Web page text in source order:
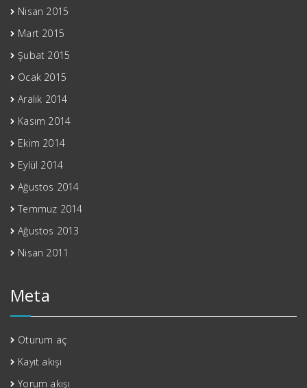
Nisan 2015
Mart 2015
Şubat 2015
Ocak 2015
Aralık 2014
Kasım 2014
Ekim 2014
Eylül 2014
Ağustos 2014
Temmuz 2014
Ağustos 2013
Nisan 2011
Meta
Oturum aç
Kayıt akışı
Yorum akışı